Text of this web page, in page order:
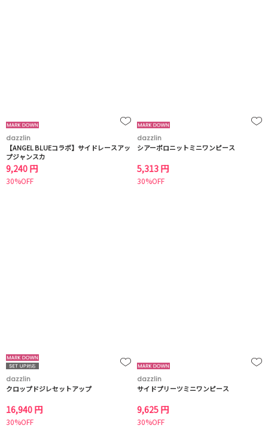
dazzlin
【ANGEL BLUEコラボ】サイドレースアッ
プジャンスカ
9,240 円
30%OFF
dazzlin
シアーポロニットミニワンピース
5,313 円
30%OFF
dazzlin
クロップドジレセットアップ
16,940 円
30%OFF
dazzlin
サイドプリーツミニワンピース
9,625 円
30%OFF